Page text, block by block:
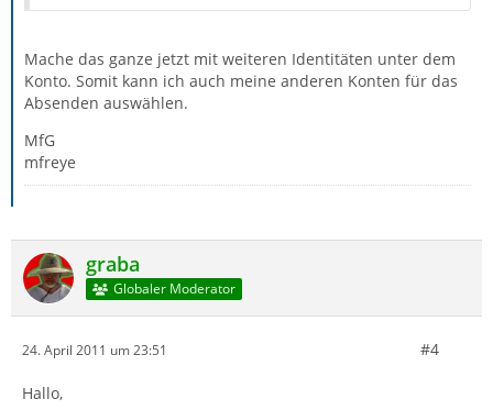
Mache das ganze jetzt mit weiteren Identitäten unter dem
Konto. Somit kann ich auch meine anderen Konten für das
Absenden auswählen.
MfG
mfreye
graba
Globaler Moderator
24. April 2011 um 23:51 #4
Hallo,